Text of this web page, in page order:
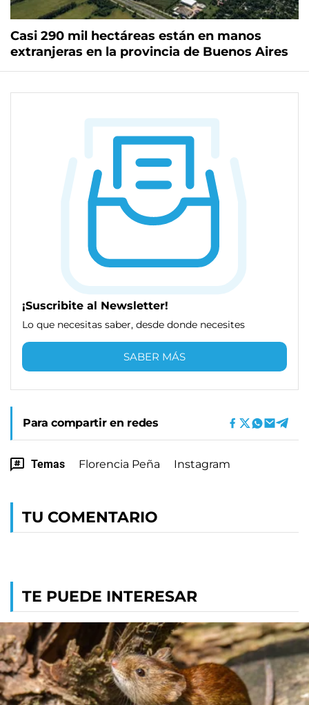
Casi 290 mil hectáreas están en manos
extranjeras en la provincia de Buenos Aires
¡Suscribite al Newsletter!
Lo que necesitas saber, desde donde necesites
SABER MÁS
Para compartir en redes
Temas Florencia Peña Instagram
TU COMENTARIO
TE PUEDE INTERESAR